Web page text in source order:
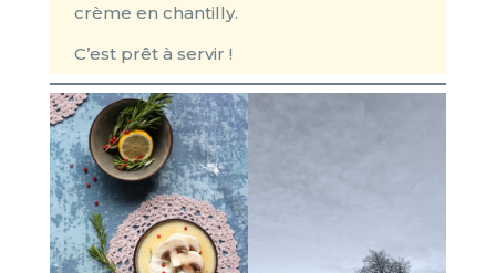
crème en chantilly.
C’est prêt à servir !